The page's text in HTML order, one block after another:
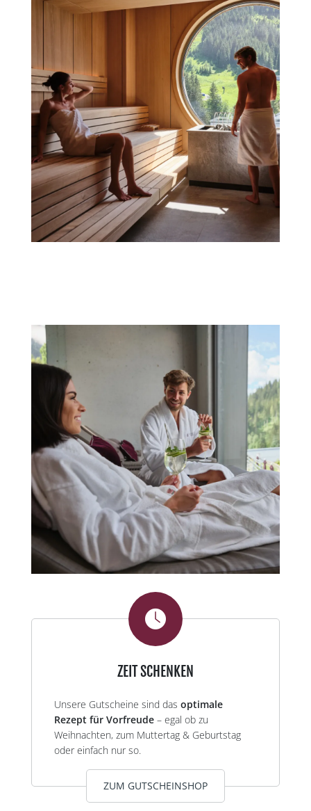
ZEIT SCHENKEN
Unsere Gutscheine sind das optimale
Rezept für Vorfreude– egal ob zu
Weihnachten, zum Muttertag & Geburtstag
oder einfach nur so.
ZUM GUTSCHEINSHOP